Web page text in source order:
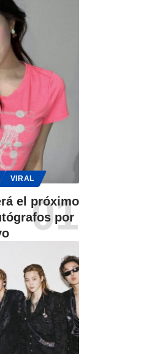
VIRAL
el próximo
por